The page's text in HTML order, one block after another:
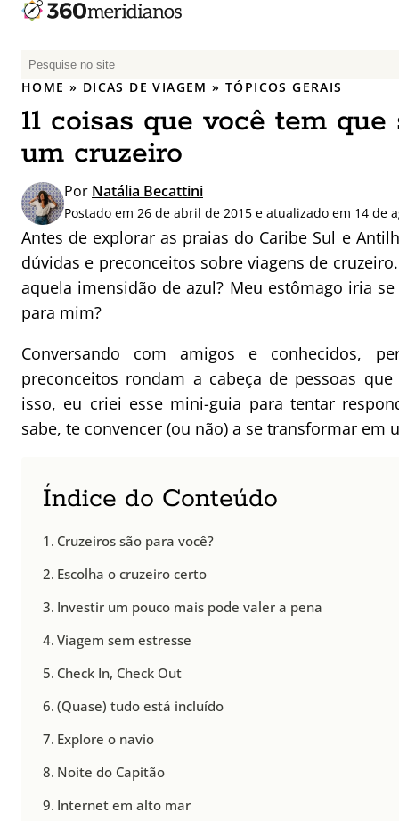
P
e
q
u
i
s
a
r
p
o
r
:
HOME » DICAS DE VIAGEM »TÓPICOS GERAIS
11 coisas que você tem
um cruzeiro
Por Natália Becattini
Postado em 26 de abril de 2015 e atualizado em 14 de
Antes de explorar as praias do Caribe Sul e
dúvidas e preconceitos sobre viagens de
aquela imensidão de azul? Meu estômago iria
para mim?
Conversando com amigos e conhecidos,
preconceitos rondam a cabeça de pessoas
isso, eu criei esse mini-guia para tentar
sabe, te convencer (ou não) a se transformar
Índice do Conteúdo
Cruzeiros são para você?
Escolha o cruzeiro certo
Investir um pouco mais pode valer a pena
Viagem sem estresse
Check In, Check Out
(Quase) tudo está incluído
Explore o navio
Noite do Capitão
Internet em alto mar